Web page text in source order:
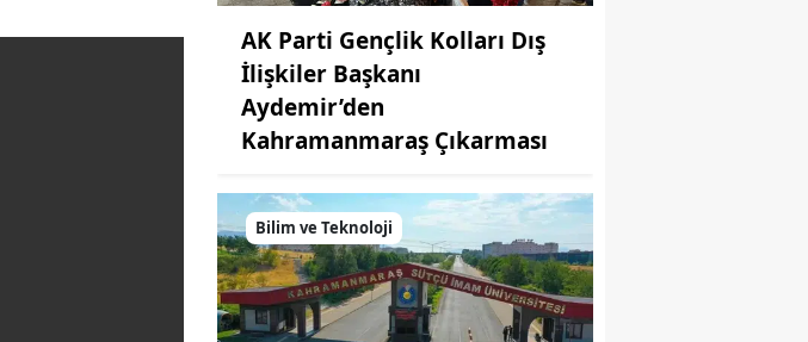
AK Parti Gençlik Kolları Dış
İlişkiler Başkanı
Aydemir’den
Kahramanmaraş Çıkarması
Bilim ve Teknoloji